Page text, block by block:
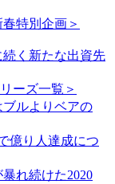
特別企画＞
く新たな出資先
ーズ一覧＞
ルよりベアの
億り人達成につ
れ続けた2020